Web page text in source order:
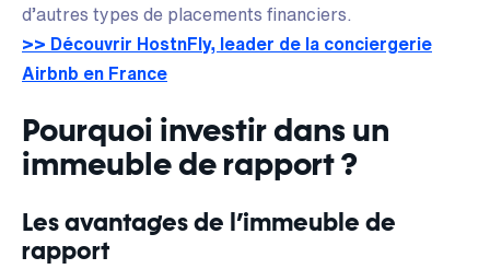
d’autres types de placements financiers.
>> Découvrir HostnFly, leader de la conciergerie
Airbnb en France
Pourquoi investir dans un
immeuble de rapport ?
Les avantages de l’immeuble de
rapport